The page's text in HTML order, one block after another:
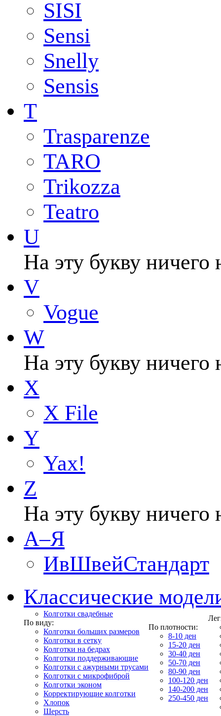
SISI
Sensi
Snelly
Sensis
T
Trasparenze
TARO
Trikozza
Teatro
U
На эту букву ничего
V
Vogue
W
На эту букву ничего
X
X File
Y
Yax!
Z
На эту букву ничего
А–Я
ИвШвейСтандарт
Классические
Колготки свадебные
По виду:
Колготки больших размеров
Колготки в сетку
Колготки на бедрах
Колготки поддерживающие
Колготки с ажурными трусами
Колготки с микрофиброй
Колготки эконом
Корректирующие колготки
Хлопок
Шерсть
По плотности:
8-10 ден
15-20 ден
30-40 ден
50-70 ден
80-90 ден
100-120 ден
140-200 ден
250-450 ден